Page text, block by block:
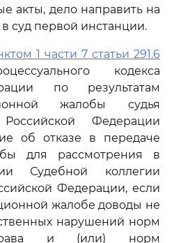
акты, дело направить на
суд первой инстанции.
1 части 7 статьи 291.6
кодекса
по результатам
жалобы судья
Федерации
об отказе в передаче
для рассмотрения в
Судебной коллегии
Федерации, если
жалобе доводы не
нарушений норм
права и (или) норм